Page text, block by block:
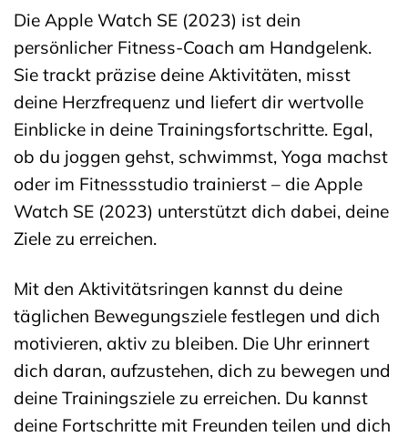
Die Apple Watch SE (2023) ist dein
persönlicher Fitness-Coach am Handgelenk.
Sie trackt präzise deine Aktivitäten, misst
deine Herzfrequenz und liefert dir wertvolle
Einblicke in deine Trainingsfortschritte. Egal,
ob du joggen gehst, schwimmst, Yoga machst
oder im Fitnessstudio trainierst – die Apple
Watch SE (2023) unterstützt dich dabei, deine
Ziele zu erreichen.
Mit den Aktivitätsringen kannst du deine
täglichen Bewegungsziele festlegen und dich
motivieren, aktiv zu bleiben. Die Uhr erinnert
dich daran, aufzustehen, dich zu bewegen und
deine Trainingsziele zu erreichen. Du kannst
deine Fortschritte mit Freunden teilen und dich